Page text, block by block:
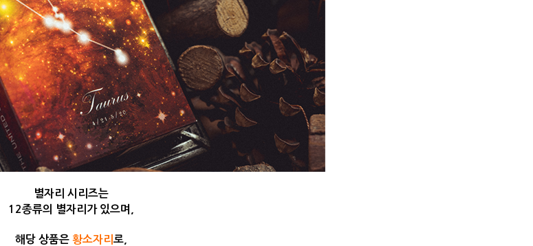
별자리 시리즈는
12종류의 별자리가 있으며,
해당 상품은 황소자리 로,